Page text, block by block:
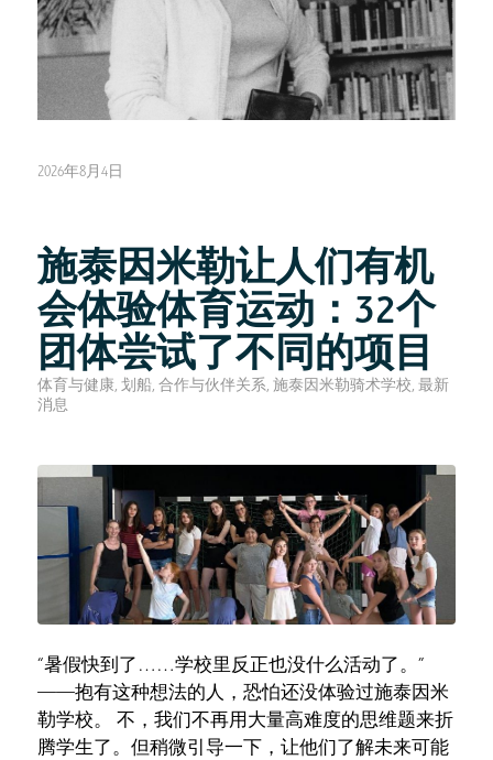
2026年8月4日
施泰因米勒让人们有机
会体验体育运动：32个
团体尝试了不同的项目
体育与健康, 划船, 合作与伙伴关系, 施泰因米勒骑术学校, 最新
消息
“暑假快到了……学校里反正也没什么活动了。”
——抱有这种想法的人，恐怕还没体验过施泰因米
勒学校。 不，我们不再用大量高难度的思维题来折
腾学生了。但稍微引导一下，让他们了解未来可能